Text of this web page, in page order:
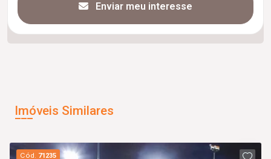
Enviar meu interesse
Imóveis Similares
Cód. 71235